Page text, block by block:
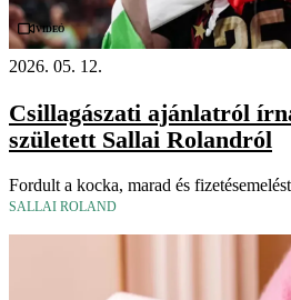
Videó
2026. 05. 12.
Csillagászati ajánlatról
született Sallai Rolandról
Fordult a kocka, marad és
SALLAI ROLAND